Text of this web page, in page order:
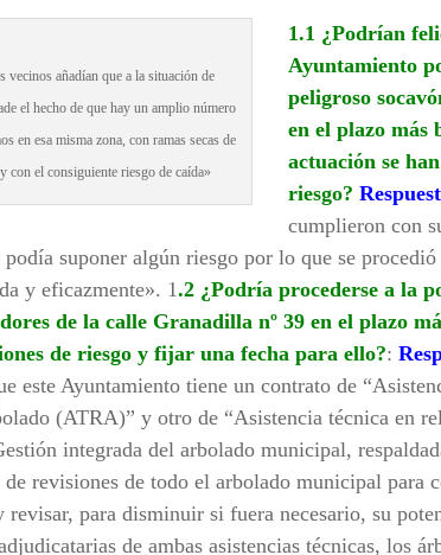
vecinos añadían que a la situación de
el hecho de que hay un amplio número
en esa misma zona, con ramas secas de
con el consiguiente riesgo de caída»
1.1 ¿Podrían
Ayuntamiento
peligroso
en el plazo más
actuación se
riesgo?
cumplieron con
podía suponer algún riesgo por lo que se
y eficazmente». 1.2 ¿Podría procederse a la
de la calle Granadilla nº 39 en el plazo
de riesgo y fijar una fecha para ello?:
este Ayuntamiento tiene un contrato de
(ATRA)” y otro de “Asistencia técnica en
integrada del arbolado municipal,
revisiones de todo el arbolado municipal para
para disminuir si fuera necesario, su
de ambas asistencias técnicas, los